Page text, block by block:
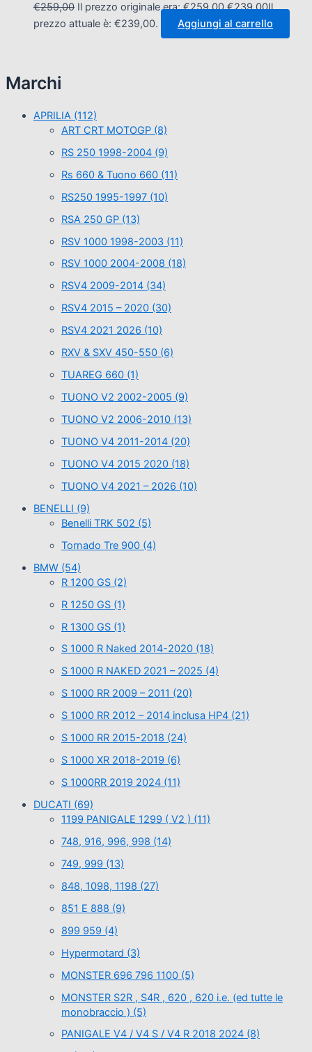
Marchi
APRILIA (112)
ART CRT MOTOGP (8)
RS 250 1998-2004 (9)
Rs 660 & Tuono 660 (11)
RS250 1995-1997 (10)
RSA 250 GP (13)
RSV 1000 1998-2003 (11)
RSV 1000 2004-2008 (18)
RSV4 2009-2014 (34)
RSV4 2015 – 2020 (30)
RSV4 2021 2026 (10)
RXV & SXV 450-550 (6)
TUAREG 660 (1)
TUONO V2 2002-2005 (9)
TUONO V2 2006-2010 (13)
TUONO V4 2011-2014 (20)
TUONO V4 2015 2020 (18)
TUONO V4 2021 – 2026 (10)
BENELLI (9)
Benelli TRK 502 (5)
Tornado Tre 900 (4)
BMW (54)
R 1200 GS (2)
R 1250 GS (1)
R 1300 GS (1)
S 1000 R Naked 2014-2020 (18)
S 1000 R NAKED 2021 – 2025 (4)
S 1000 RR 2009 – 2011 (20)
S 1000 RR 2012 – 2014 inclusa HP4 (21)
S 1000 RR 2015-2018 (24)
S 1000 XR 2018-2019 (6)
S 1000RR 2019 2024 (11)
DUCATI (69)
1199 PANIGALE 1299 ( V2 ) (11)
748, 916, 996, 998 (14)
749, 999 (13)
848, 1098, 1198 (27)
851 E 888 (9)
899 959 (4)
Hypermotard (3)
MONSTER 696 796 1100 (5)
MONSTER S2R , S4R , 620 , 620 i.e. (ed tutte le
monobraccio ) (5)
PANIGALE V4 / V4 S / V4 R 2018 2024 (8)
€259,00 Il prezzo originale era: €259,00.€239,00Il
prezzo attuale è: €239,00.
Aggiungi al carrello